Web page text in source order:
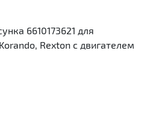
6610173621 для
Rexton c двигателем